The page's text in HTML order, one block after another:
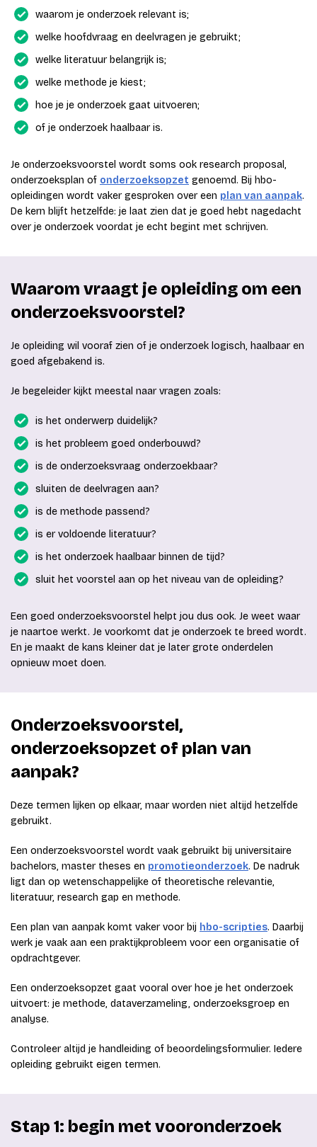
waarom je onderzoek relevant is;
welke hoofdvraag en deelvragen je gebruikt;
welke literatuur belangrijk is;
welke methode je kiest;
hoe je je onderzoek gaat uitvoeren;
of je onderzoek haalbaar is.
Je onderzoeksvoorstel wordt soms ook research proposal,
onderzoeksplan of onderzoeksopzet genoemd. Bij hbo-
opleidingen wordt vaker gesproken over een plan van aanpak.
De kern blijft hetzelfde: je laat zien dat je goed hebt nagedacht
over je onderzoek voordat je echt begint met schrijven.
Waarom vraagt je opleiding om een
onderzoeksvoorstel?
Je opleiding wil vooraf zien of je onderzoek logisch, haalbaar en
goed afgebakend is.
Je begeleider kijkt meestal naar vragen zoals:
is het onderwerp duidelijk?
is het probleem goed onderbouwd?
is de onderzoeksvraag onderzoekbaar?
sluiten de deelvragen aan?
is de methode passend?
is er voldoende literatuur?
is het onderzoek haalbaar binnen de tijd?
sluit het voorstel aan op het niveau van de opleiding?
Een goed onderzoeksvoorstel helpt jou dus ook. Je weet waar
je naartoe werkt. Je voorkomt dat je onderzoek te breed wordt.
En je maakt de kans kleiner dat je later grote onderdelen
opnieuw moet doen.
Onderzoeksvoorstel,
onderzoeksopzet of plan van
aanpak?
Deze termen lijken op elkaar, maar worden niet altijd hetzelfde
gebruikt.
Een onderzoeksvoorstel wordt vaak gebruikt bij universitaire
bachelors, master theses en promotieonderzoek. De nadruk
ligt dan op wetenschappelijke of theoretische relevantie,
literatuur, research gap en methode.
Een plan van aanpak komt vaker voor bij hbo-scripties. Daarbij
werk je vaak aan een praktijkprobleem voor een organisatie of
opdrachtgever.
Een onderzoeksopzet gaat vooral over hoe je het onderzoek
uitvoert: je methode, dataverzameling, onderzoeksgroep en
analyse.
Controleer altijd je handleiding of beoordelingsformulier. Iedere
opleiding gebruikt eigen termen.
Stap 1: begin met vooronderzoek